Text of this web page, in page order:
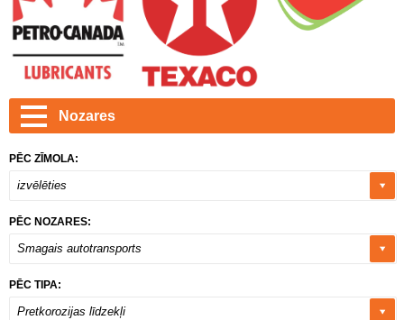
Nozares
PĒC ZĪMOLA:
izvēlēties
PĒC NOZARES:
Smagais autotransports
PĒC TIPA:
Pretkorozijas līdzekļi